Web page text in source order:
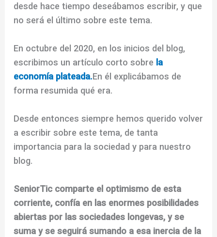
desde hace tiempo deseábamos escribir, y que
no será el último sobre este tema.
En octubre del 2020, en los inicios del blog,
escribimos un artículo corto sobre la
economía plateada.En él explicábamos de
forma resumida qué era.
Desde entonces siempre hemos querido volver
a escribir sobre este tema, de tanta
importancia para la sociedad y para nuestro
blog.
SeniorTic comparte el optimismo de esta
corriente, confía en las enormes posibilidades
abiertas por las sociedades longevas, y se
suma y se seguirá sumando a esa inercia de la